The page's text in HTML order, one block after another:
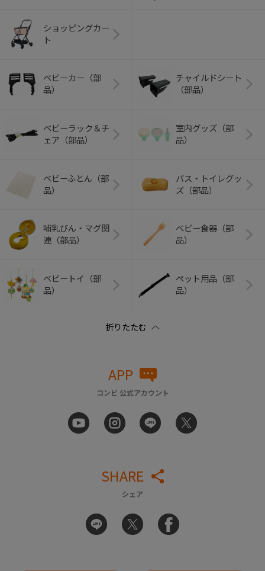
ショッピングカー
ト
ベビーカー（部
品）
チャイルドシート
（部品）
ベビーラック＆チ
ェア（部品）
室内グッズ（部
品）
ベビーふとん（部
品）
バス・トイレグッ
ズ（部品）
哺乳びん・マグ関
連（部品）
ベビー食器（部
品）
ベビートイ（部
品）
ペット用品（部
品）
APP
コンビ 公式アカウント
SHARE
シェア